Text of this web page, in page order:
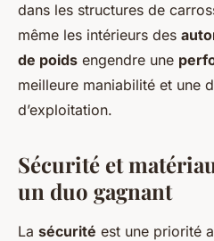
dans les structures de
même les intérieurs des
de poids engendre une
meilleure maniabilité et une
d’exploitation.
Sécurité et
un duo gagnant
La sécurité est une priorité